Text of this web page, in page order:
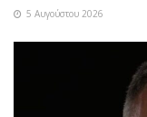
5 Αυγούστου 2026